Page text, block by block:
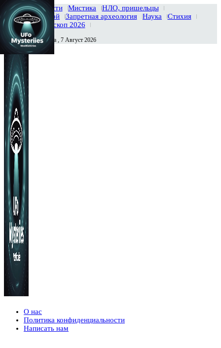
Главная Новости Мистика
НЛО, пришельцы
Тайны вселенной
Запретная археология Наука
Стихия
История
Гороскоп 2026
Сегодня Пятница , 7 Август 2026
О нас
Политика конфиденциальности
Написать нам